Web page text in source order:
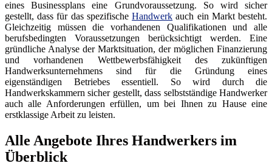
eines Businessplans eine Grundvoraussetzung. So wird sicher
gestellt, dass für das spezifischeHandwerk auch ein Markt besteht.
Gleichzeitig müssen die vorhandenen Qualifikationen und alle
berufsbedingten Voraussetzungen berücksichtigt werden. Eine
gründliche Analyse der Marktsituation, der möglichen Finanzierung
und vorhandenen Wettbewerbsfähigkeit des zukünftigen
Handwerksunternehmens sind für die Gründung eines
eigenständigen Betriebes essentiell. So wird durch die
Handwerkskammern sicher gestellt, dass selbstständige Handwerker
auch alle Anforderungen erfüllen, um bei Ihnen zu Hause eine
erstklassige Arbeit zu leisten.
Alle Angebote Ihres Handwerkers im
Überblick